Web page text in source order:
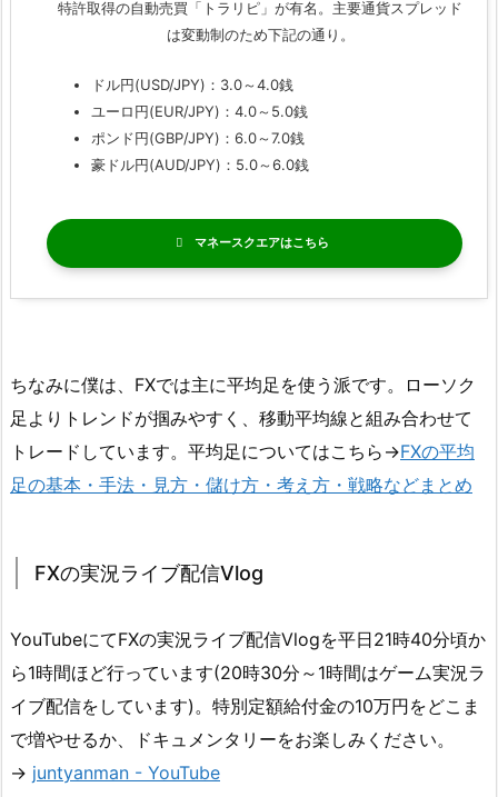
特許取得の自動売買「トラリピ」が有名。主要通貨スプレッド
は変動制のため下記の通り。
ドル円(USD/JPY)：3.0～4.0銭
ユーロ円(EUR/JPY)：4.0～5.0銭
ポンド円(GBP/JPY)：6.0～7.0銭
豪ドル円(AUD/JPY)：5.0～6.0銭
マネースクエア
ちなみに僕は、FXでは主に平均足を使う派です。ローソク
足よりトレンドが掴みやすく、移動平均線と組み合わせて
トレードしています。平均足についてはこちら→FXの平均
足の基本・手法・見方・儲け方・考え方・戦略などまとめ
FXの実況ライブ配信Vlog
YouTubeにてFXの実況ライブ配信Vlogを平日21時40分頃か
ら1時間ほど行っています(20時30分～1時間はゲーム実況ラ
イブ配信をしています)。特別定額給付金の10万円をどこま
で増やせるか、ドキュメンタリーをお楽しみください。
→ juntyanman - YouTube